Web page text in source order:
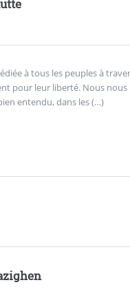
à tous les peuples à
pour leur liberté. Nous nous
entendu, dans les (…)